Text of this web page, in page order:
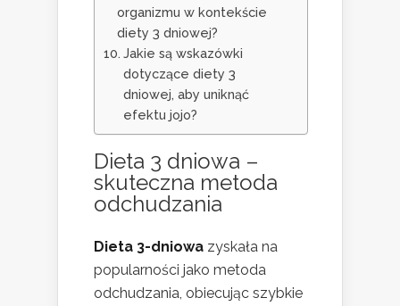
organizmu w kontekście
diety 3 dniowej?
Jakie są wskazówki
dotyczące diety 3
dniowej, aby uniknąć
efektu jojo?
Dieta 3 dniowa –
skuteczna metoda
odchudzania
Dieta 3-dniowa zyskała na
popularności jako metoda
odchudzania, obiecując szybkie